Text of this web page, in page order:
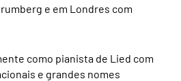
e em Londres com
como pianista de Lied com
e grandes nomes